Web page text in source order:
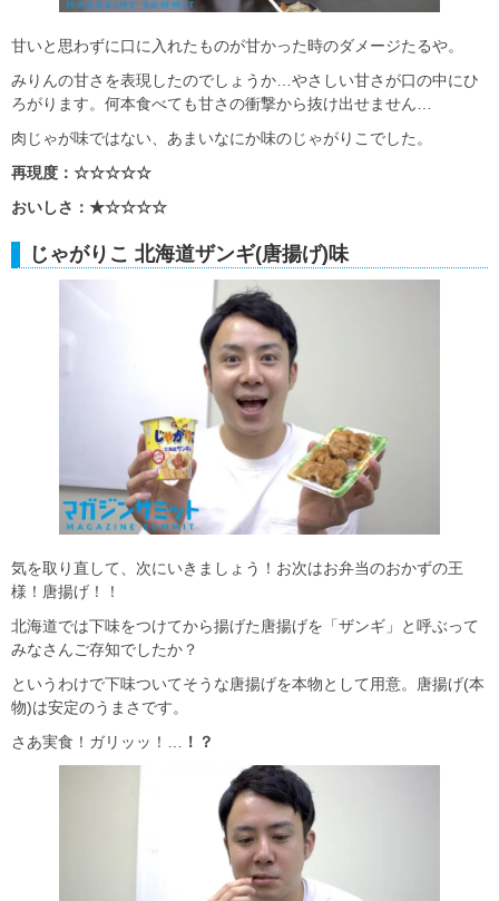
甘いと思わずに口に入れたものが甘かった時のダメージたるや。
みりんの甘さを表現したのでしょうか…やさしい甘さが口の中にひ
ろがります。何本食べても甘さの衝撃から抜け出せません…
肉じゃが味ではない、あまいなにか味のじゃがりこでした。
再現度：☆☆☆☆☆
おいしさ：★☆☆☆☆
じゃがりこ 北海道ザンギ(唐揚げ)味
気を取り直して、次にいきましょう！お次はお弁当のおかずの王
様！唐揚げ！！
北海道では下味をつけてから揚げた唐揚げを「ザンギ」と呼ぶって
みなさんご存知でしたか？
というわけで下味ついてそうな唐揚げを本物として用意。唐揚げ(本
物)は安定のうまさです。
さあ実食！ガリッッ！… ！？